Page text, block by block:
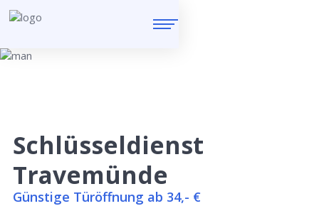
Schlüsseldienst
Travemünde
Günstige Türöffnung ab 34,- €